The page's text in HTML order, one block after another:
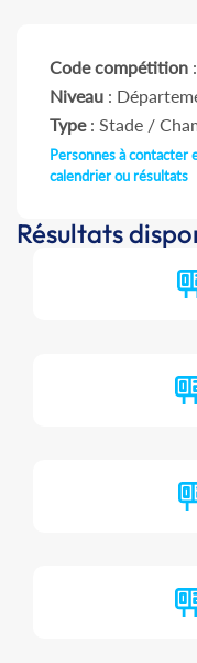
Code compétition
Niveau :
Type: Stade /
Personnes à contacter
calendrier ou résultats
Résultats